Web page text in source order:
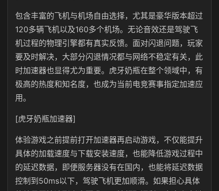
包含丰富的飞机与机场自由选择，尤其是豪华版本超过
120多辆飞机以及160多个机场。无论音效还是驾驶飞
机过程的物理引擎都有真实反馈。面对闪退问题，玩家
要及时解决，大部分闪退情况都与网络不稳定有关，此
时加速器也显得尤为重要。虎牙奶瓶在整个领域中，有
极高的热度和知名度，也成为当前电竞赛事指定加速应
用。
[虎牙奶瓶加速器]
体验游戏之前提前打开加速器再启动游戏，不仅能提升
具体的加载速度与下载安装速度，也能降低游戏过程中
的延迟数据，即便服务器没有在国内，也能将延迟数据
控制到50ms以下，驾驶飞机更加顺滑。如果担心具体